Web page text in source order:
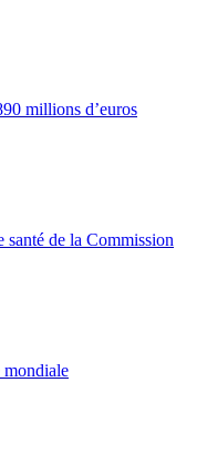
millions d’euros
santé de la Commission
mondiale